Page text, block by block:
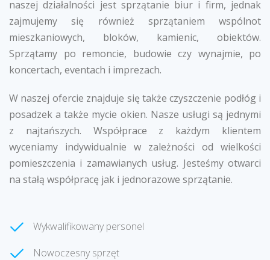
naszej działalności jest sprzątanie biur i firm, jednak
zajmujemy się również sprzątaniem wspólnot
mieszkaniowych, bloków, kamienic, obiektów.
Sprzątamy po remoncie, budowie czy wynajmie, po
koncertach, eventach i imprezach.
W naszej ofercie znajduje się także czyszczenie podłóg i
posadzek a także mycie okien. Nasze usługi są jednymi
z najtańszych. Współprace z każdym klientem
wyceniamy indywidualnie w zależności od wielkości
pomieszczenia i zamawianych usług. Jesteśmy otwarci
na stałą współpracę jak i jednorazowe sprzątanie.
Wykwalifikowany personel
Nowoczesny sprzęt